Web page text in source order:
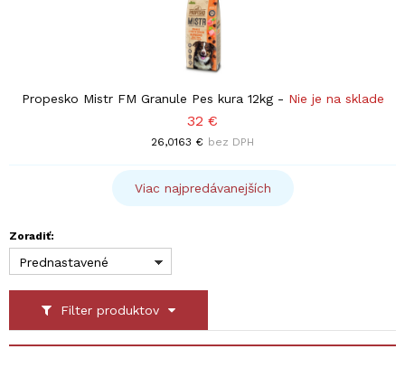
Propesko Mistr FM Granule Pes kura 12kg- Nie je na sklade
32 €
26,0163 € bez DPH
Viac najpredávanejších
Filter produktov
Zoradiť:
Prednastavené